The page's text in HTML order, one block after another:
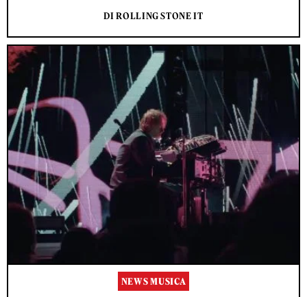
DI ROLLING STONE IT
NEWS MUSICA